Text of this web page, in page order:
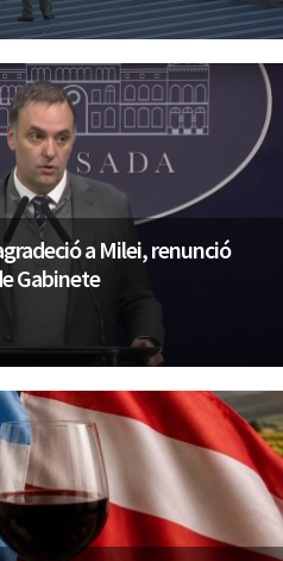
a Milei, renunció
Gabinete